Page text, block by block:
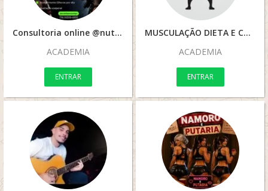
Consultoria online @nutrisemcortes
ACADEMIA
ENTRAR
MUSCULAÇÃO DIETA E CALISTENIA
ACADEMIA
ENTRAR